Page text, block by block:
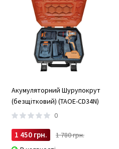
Акумуляторний Шурупокрут
(безщітковий) (TAOE-CD34N)
0
1 450 грн.
1 780 грн.